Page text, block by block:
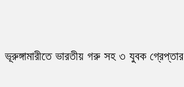
ভূরুঙ্গামারীতে ভারতীয় গরু সহ ৩ যুবক গ্রেপ্তার